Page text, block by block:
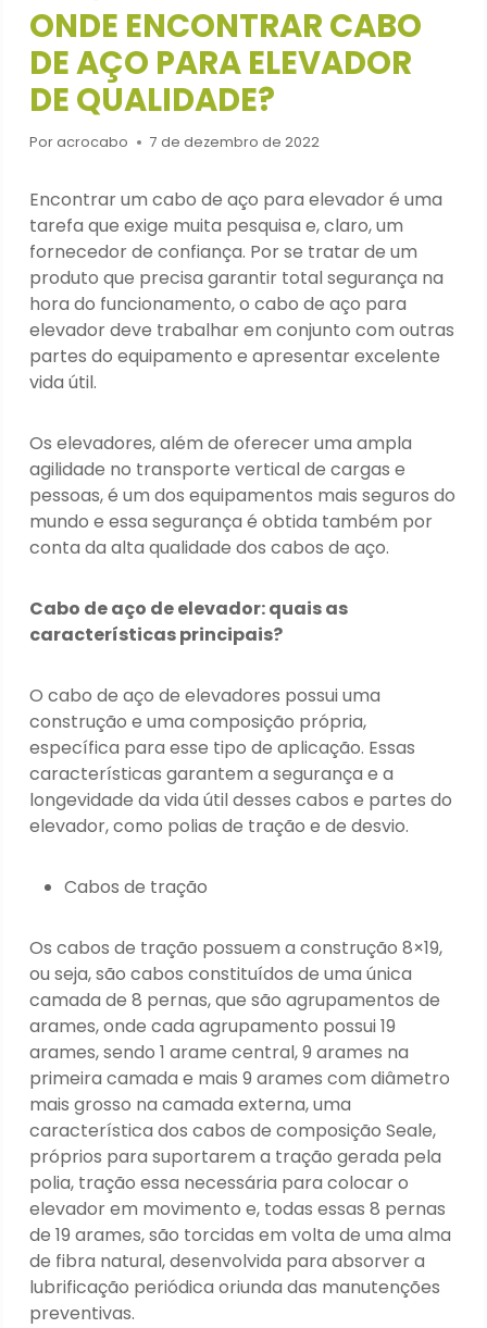
ONDE ENCONTRAR CABO
DE AÇO PARA ELEVADOR
DE QUALIDADE?
Poracrocabo 7 de dezembro de 2022
Encontrar um cabo de aço para elevador é uma
tarefa que exige muita pesquisa e, claro, um
fornecedor de confiança. Por se tratar de um
produto que precisa garantir total segurança na
hora do funcionamento, o cabo de aço para
elevador deve trabalhar em conjunto com outras
partes do equipamento e apresentar excelente
vida útil.
Os elevadores, além de oferecer uma ampla
agilidade no transporte vertical de cargas e
pessoas, é um dos equipamentos mais seguros do
mundo e essa segurança é obtida também por
conta da alta qualidade dos cabos de aço.
Cabo de aço de elevador: quais as
características principais?
O cabo de aço de elevadores possui uma
construção e uma composição própria,
específica para esse tipo de aplicação. Essas
características garantem a segurança e a
longevidade da vida útil desses cabos e partes do
elevador, como polias de tração e de desvio.
Cabos de tração
Os cabos de tração possuem a construção 8×19,
ou seja, são cabos constituídos de uma única
camada de 8 pernas, que são agrupamentos de
arames, onde cada agrupamento possui 19
arames, sendo 1 arame central, 9 arames na
primeira camada e mais 9 arames com diâmetro
mais grosso na camada externa, uma
característica dos cabos de composição Seale,
próprios para suportarem a tração gerada pela
polia, tração essa necessária para colocar o
elevador em movimento e, todas essas 8 pernas
de 19 arames, são torcidas em volta de uma alma
de fibra natural, desenvolvida para absorver a
lubrificação periódica oriunda das manutenções
preventivas.